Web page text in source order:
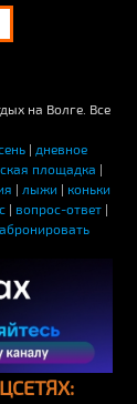
на Волге. Все
| дневное
площадка |
| лыжи | коньки
| вопрос-ответ |